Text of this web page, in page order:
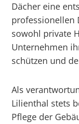
Dächer eine
professionellen
sowohl private
Unternehmen
schützen und
Als
Lilienthal stets
Pflege der